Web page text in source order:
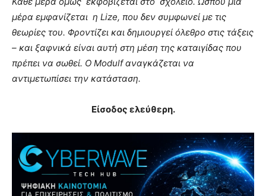
μέρα εμφανίζεται η Lize, που δεν συμφωνεί με τις
θεωρίες του. Φροντίζει και δημιουργεί όλεθρο στις τάξεις
– και ξαφνικά είναι αυτή στη μέση της καταιγίδας που
πρέπει να σωθεί. Ο Modulf αναγκάζεται να
αντιμετωπίσει την κατάσταση.
Είσοδος ελεύθερη.